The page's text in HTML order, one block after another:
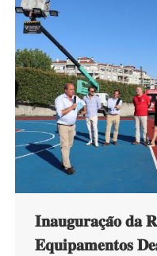
𝐈𝐧𝐚𝐮𝐠𝐮𝐫𝐚𝐜̧𝐚̃𝐨 𝐝𝐚
𝐄𝐪𝐮𝐢𝐩𝐚𝐦𝐞𝐧𝐭𝐨𝐬